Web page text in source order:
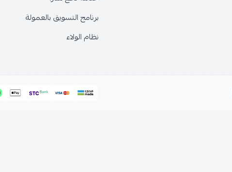
برنامج التسويق بالعمولة
نظام الولاء